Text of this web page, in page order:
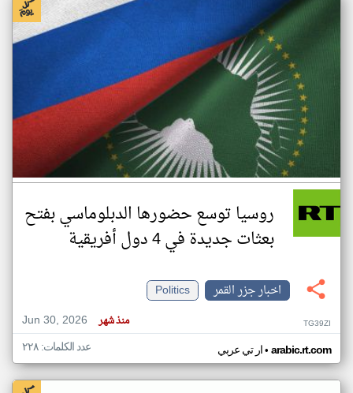
روسيا توسع حضورها الدبلوماسي بفتح
بعثات جديدة في 4 دول أفريقية
اخبار جزر القمر
Politics
Jun 30, 2026
منذ شهر TG39ZI
ار تي عربي• arabic.rt.com عدد الكلمات: ٢٢٨